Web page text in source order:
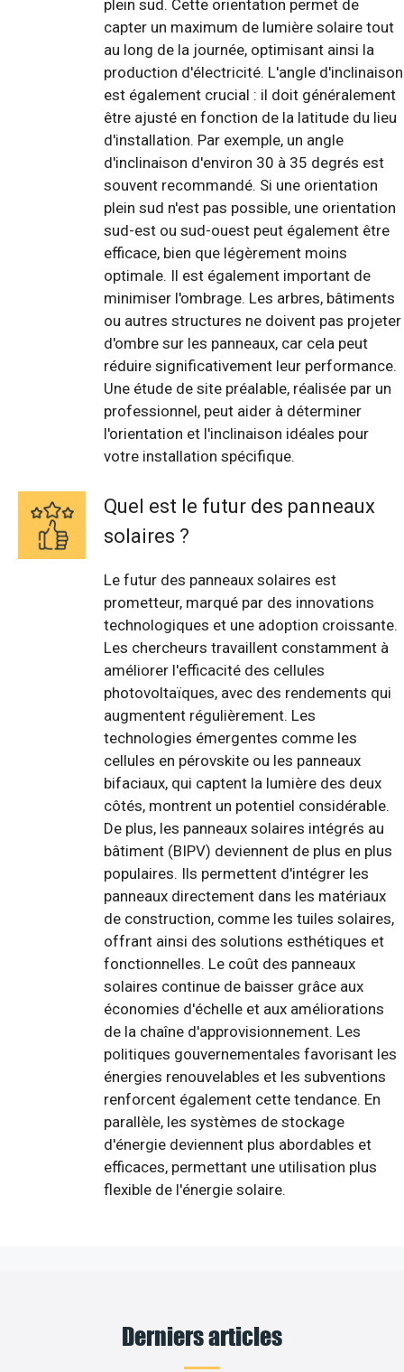
plein sud. Cette orientation permet de
capter un maximum de lumière solaire tout
au long de la journée, optimisant ainsi la
production d'électricité. L'angle d'inclinaison
est également crucial : il doit généralement
être ajusté en fonction de la latitude du lieu
d'installation. Par exemple, un angle
d'inclinaison d'environ 30 à 35 degrés est
souvent recommandé. Si une orientation
plein sud n'est pas possible, une orientation
sud-est ou sud-ouest peut également être
efficace, bien que légèrement moins
optimale. Il est également important de
minimiser l'ombrage. Les arbres, bâtiments
ou autres structures ne doivent pas projeter
d'ombre sur les panneaux, car cela peut
réduire significativement leur performance.
Une étude de site préalable, réalisée par un
professionnel, peut aider à déterminer
l'orientation et l'inclinaison idéales pour
votre installation spécifique.
Quel est le futur des panneaux
solaires ?
Le futur des panneaux solaires est
prometteur, marqué par des innovations
technologiques et une adoption croissante.
Les chercheurs travaillent constamment à
améliorer l'efficacité des cellules
photovoltaïques, avec des rendements qui
augmentent régulièrement. Les
technologies émergentes comme les
cellules en pérovskite ou les panneaux
bifaciaux, qui captent la lumière des deux
côtés, montrent un potentiel considérable.
De plus, les panneaux solaires intégrés au
bâtiment (BIPV) deviennent de plus en plus
populaires. Ils permettent d'intégrer les
panneaux directement dans les matériaux
de construction, comme les tuiles solaires,
offrant ainsi des solutions esthétiques et
fonctionnelles. Le coût des panneaux
solaires continue de baisser grâce aux
économies d'échelle et aux améliorations
de la chaîne d'approvisionnement. Les
politiques gouvernementales favorisant les
énergies renouvelables et les subventions
renforcent également cette tendance. En
parallèle, les systèmes de stockage
d'énergie deviennent plus abordables et
efficaces, permettant une utilisation plus
flexible de l'énergie solaire.
Derniers articles